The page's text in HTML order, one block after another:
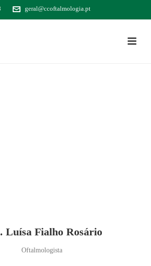
geral@ccoftalmologia.pt
Luísa Fialho Rosário
Oftalmologista